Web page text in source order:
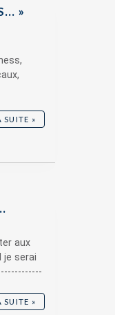
»
SUITE »
aux
je serai
SUITE »